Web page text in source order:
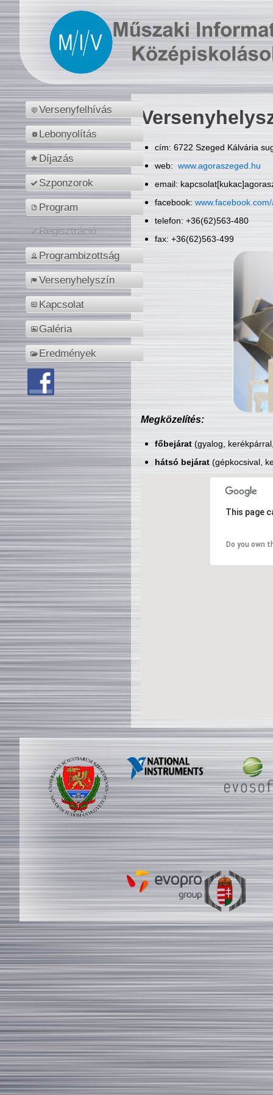
Versenyfelhívás
Lebonyolítás
Díjazás
Szponzorok
Program
Regisztráció
Programbizottság
Versenyhelyszín
Kapcsolat
Galéria
Eredmények
cím: 6722 Szeged Kálvária
web: www.agoraszeged.hu
email:
facebook:
telefon: +36(62)563-480
fax: +36(62)563-499
Megközelítés:
főbejárat(gyalog,
hátsó bejárat(gépkocsival,
This page
Do you own